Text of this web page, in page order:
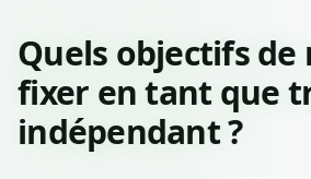
Quels objectifs
fixer en tant que
indépendant ?